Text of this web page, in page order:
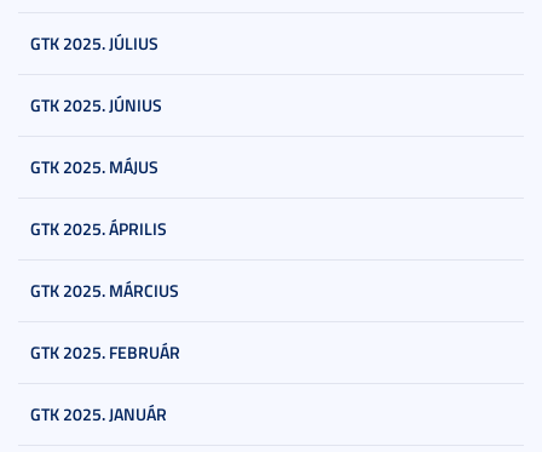
GTK 2025. JÚLIUS
GTK 2025. JÚNIUS
GTK 2025. MÁJUS
GTK 2025. ÁPRILIS
GTK 2025. MÁRCIUS
GTK 2025. FEBRUÁR
GTK 2025. JANUÁR